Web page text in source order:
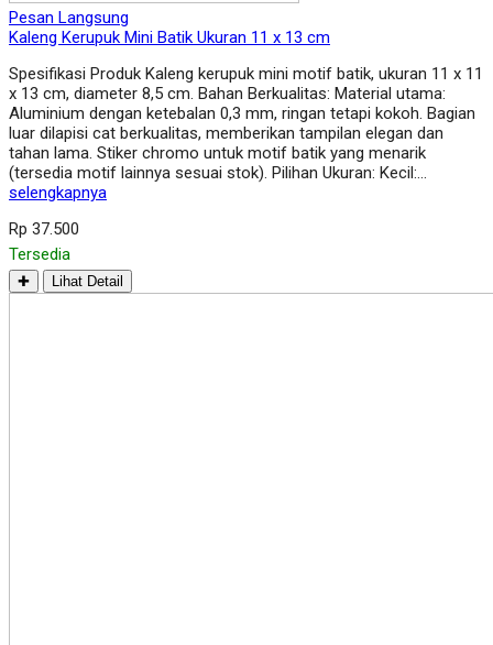
Pesan Langsung
Kaleng Kerupuk Mini Batik Ukuran 11 x 13 cm
Spesifikasi Produk Kaleng kerupuk mini motif batik, ukuran 11 x 11
x 13 cm, diameter 8,5 cm. Bahan Berkualitas: Material utama:
Aluminium dengan ketebalan 0,3 mm, ringan tetapi kokoh. Bagian
luar dilapisi cat berkualitas, memberikan tampilan elegan dan
tahan lama. Stiker chromo untuk motif batik yang menarik
(tersedia motif lainnya sesuai stok). Pilihan Ukuran: Kecil:…
selengkapnya
Rp 37.500
Tersedia
✚ Lihat Detail